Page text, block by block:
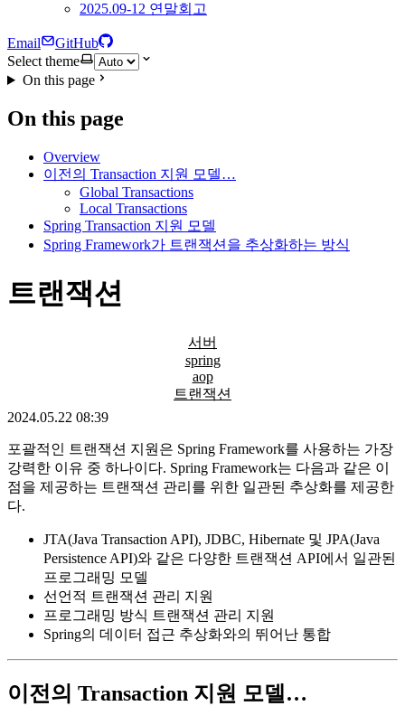
2025.09-12 연말회고
Email
GitHub
Select theme
On this page
On this page
Overview
이전의 Transaction 지원 모델…
Global Transactions
Local Transactions
Spring Transaction 지원 모델
Spring Framework가 트랜잭션을 추상화하는 방식
트랜잭션
서버
spring
aop
트랜잭션
2024.05.22 08:39
포괄적인 트랜잭션 지원은 Spring Framework를 사용하는 가장
강력한 이유 중 하나이다. Spring Framework는 다음과 같은 이
점을 제공하는 트랜잭션 관리를 위한 일관된 추상화를 제공한
다.
JTA(Java Transaction API), JDBC, Hibernate 및 JPA(Java
Persistence API)와 같은 다양한 트랜잭션 API에서 일관된
프로그래밍 모델
선언적 트랜잭션 관리 지원
프로그래밍 방식 트랜잭션 관리 지원
Spring의 데이터 접근 추상화와의 뛰어난 통합
이전의 Transaction 지원 모델…